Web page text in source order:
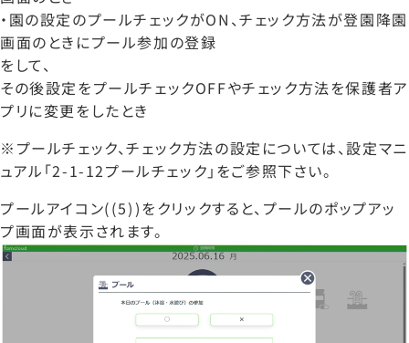
・園の設定のプールチェックがON、チェック方法が登園降園
画面のときにプール参加の登録
をして、
その後設定をプールチェックOFFやチェック方法を保護者ア
プリに変更をしたとき
※プールチェック、チェック方法の設定については、設定マニ
ュアル「2-1-12プールチェック」をご参照下さい。
プールアイコン((5))をクリックすると、プールのポップアッ
プ画面が表示されます。